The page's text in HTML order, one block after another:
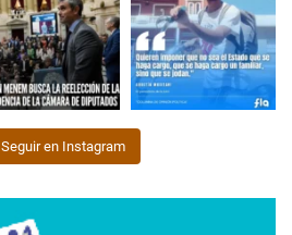
Seguir en Instagram